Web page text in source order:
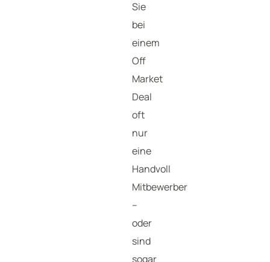
Sie
bei
einem
Off
Market
Deal
oft
nur
eine
Handvoll
Mitbewerber
–
oder
sind
sogar